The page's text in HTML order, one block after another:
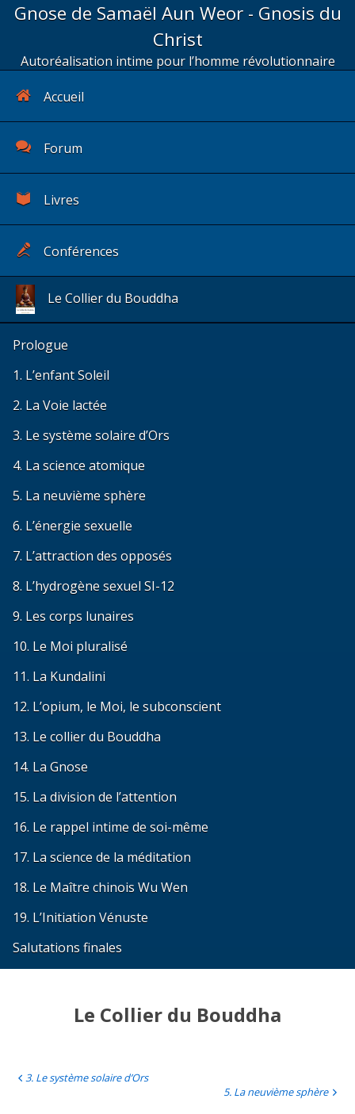
Gnose de Samaël Aun Weor - Gnosis du
Christ
Autoréalisation intime pour l’homme révolutionnaire
Accueil
Forum
Livres
Conférences
Le Collier du Bouddha
Prologue
1. L’enfant Soleil
2. La Voie lactée
3. Le système solaire d’Ors
4. La science atomique
5. La neuvième sphère
6. L’énergie sexuelle
7. L’attraction des opposés
8. L’hydrogène sexuel SI-12
9. Les corps lunaires
10. Le Moi pluralisé
11. La Kundalini
12. L’opium, le Moi, le subconscient
13. Le collier du Bouddha
14. La Gnose
15. La division de l’attention
16. Le rappel intime de soi-même
17. La science de la méditation
18. Le Maître chinois Wu Wen
19. L’Initiation Vénuste
Salutations finales
Le Collier du Bouddha
3. Le système solaire d’Ors
5. La neuvième sphère